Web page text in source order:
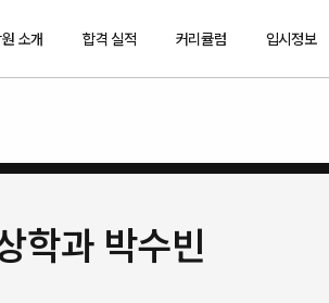
소개 합격 실적 커리큘럼 입시정보
학과 박수빈